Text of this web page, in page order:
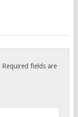
Required fields are